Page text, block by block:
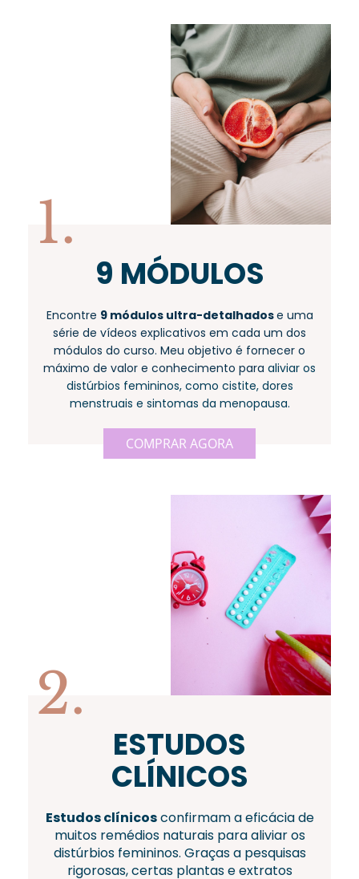
1.
9 MÓDULOS
Encontre 9 módulos ultra-detalhadose uma
série de vídeos explicativos em cada um dos
módulos do curso. Meu objetivo é fornecer o
máximo de valor e conhecimento para aliviar os
distúrbios femininos, como cistite, dores
menstruais e sintomas da menopausa.
COMPRAR AGORA
2.
ESTUDOS
CLÍNICOS
Estudos clínicosconfirmam a eficácia de
muitos remédios naturais para aliviar os
distúrbios femininos. Graças a pesquisas
rigorosas, certas plantas e extratos